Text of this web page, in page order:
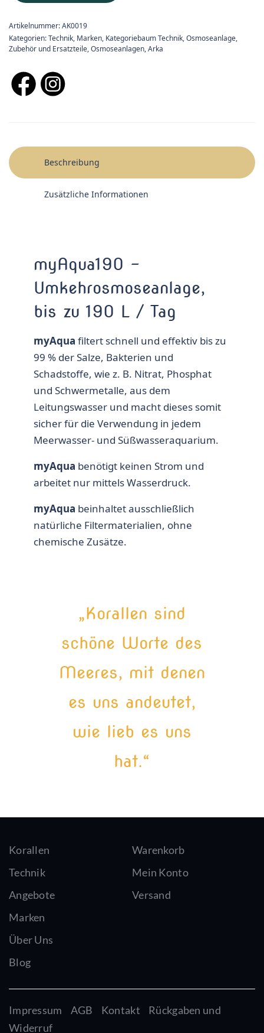
Artikelnummer:AK0019
Kategorien:Technik, Marken, Kategoriebaum Technik,Osmoseanlage,
Zubehör und Ersatzteile,Osmoseanlagen,Arka
Beschreibung
Zusätzliche Informationen
myAqua190 –
Umkehrosmoseanlage,
bis zu 190 L / Tag
myAqua filtert schnell und effektiv bis zu
99 % der Salze, Bakterien und
Schadstoffe, wie z. B. Nitrat, Phosphat
und Schwermetalle, aus dem
Leitungswasser und macht dieses somit
sicher für die Verwendung in jedem
Meerwasser- und Süßwasseraquarium.
myAqua benötigt keinen Strom und
arbeitet nur mittels Wasserdruck.
myAqua beinhaltet ausschließlich
natürliche Filtermaterialien, ohne
chemische Zusätze.
„Korallen sind
schöne Worte des
Meeres, mit denen
es uns andeutet,
wie lieb es uns
hat.“
Korallen
Technik
Angebote
Marken
Über Uns
Blog
Warenkorb
Mein Konto
Versand
Impressum AGB Kontakt
Rückgaben und
Widerruf